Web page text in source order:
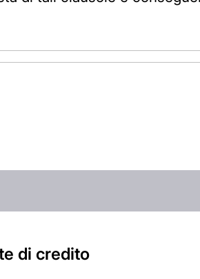
di credito